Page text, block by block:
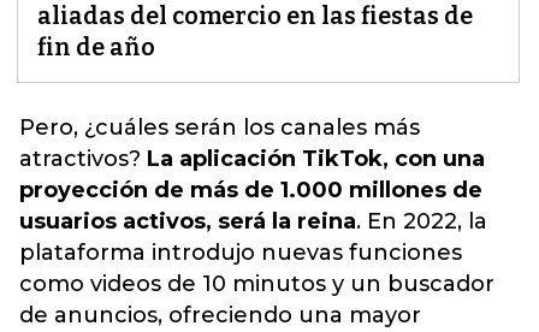
aliadas del comercio en las fiestas de
fin de año
Pero, ¿cuáles serán los canales más
atractivos? La aplicación TikTok, con una
proyección de más de 1.000 millones de
usuarios activos, será la reina. En 2022, la
plataforma introdujo nuevas funciones
como videos de 10 minutos y un buscador
de anuncios, ofreciendo una mayor